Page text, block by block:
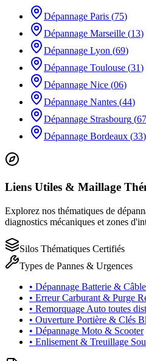
Dépannage Paris (75)
Dépannage Marseille (13)
Dépannage Lyon (69)
Dépannage Toulouse (31)
Dépannage Nice (06)
Dépannage Nantes (44)
Dépannage Strasbourg (67
Dépannage Bordeaux (33)
Liens Utiles & Maillage
Explorez nos thématiques de
diagnostics mécaniques et zones
Silos Thématiques Certifiés
Types de Pannes & Urgences
• Dépannage Batterie &
• Erreur Carburant & Purge
• Remorquage Auto toutes
• Ouverture Portière & Clés
• Dépannage Moto & Scooter
• Enlisement & Treuillage